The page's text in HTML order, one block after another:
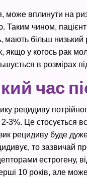
може вплинути на
Таким чином,
мають більш низький
якщо у когось рак
в розмірах
час
рецидиву
3%. Це стосується
рецидиву буде
то зазвичай
естрогену,
10 років, але